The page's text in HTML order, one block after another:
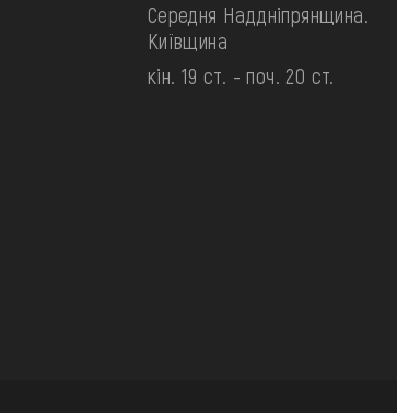
Середня Наддніпрянщина.
Київщина
кін. 19 ст. - поч. 20 ст.